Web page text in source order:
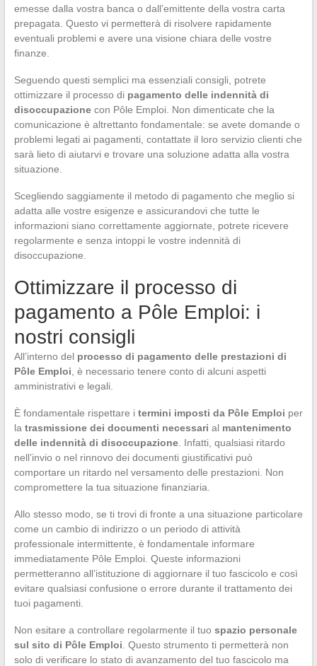
emesse dalla vostra banca o dall’emittente della vostra carta
prepagata. Questo vi permetterà di risolvere rapidamente
eventuali problemi e avere una visione chiara delle vostre
finanze.
Seguendo questi semplici ma essenziali consigli, potrete
ottimizzare il processo di pagamento delle indennità di
disoccupazionecon Pôle Emploi. Non dimenticate che la
comunicazione è altrettanto fondamentale: se avete domande o
problemi legati ai pagamenti, contattate il loro servizio clienti che
sarà lieto di aiutarvi e trovare una soluzione adatta alla vostra
situazione.
Scegliendo saggiamente il metodo di pagamento che meglio si
adatta alle vostre esigenze e assicurandovi che tutte le
informazioni siano correttamente aggiornate, potrete ricevere
regolarmente e senza intoppi le vostre indennità di
disoccupazione.
Ottimizzare il processo di
pagamento a Pôle Emploi: i
nostri consigli
All’interno del processo di pagamento delle prestazioni di
Pôle Emploi , è necessario tenere conto di alcuni aspetti
amministrativi e legali.
È fondamentale rispettare i termini imposti da Pôle Emploi per
la trasmissione dei documenti necessari al mantenimento
delle indennità di disoccupazione. Infatti, qualsiasi ritardo
nell’invio o nel rinnovo dei documenti giustificativi può
comportare un ritardo nel versamento delle prestazioni. Non
compromettere la tua situazione finanziaria.
Allo stesso modo, se ti trovi di fronte a una situazione particolare
come un cambio di indirizzo o un periodo di attività
professionale intermittente, è fondamentale informare
immediatamente Pôle Emploi. Queste informazioni
permetteranno all’istituzione di aggiornare il tuo fascicolo e così
evitare qualsiasi confusione o errore durante il trattamento dei
tuoi pagamenti.
Non esitare a controllare regolarmente il tuo spazio personale
sul sito di Pôle Emploi . Questo strumento ti permetterà non
solo di verificare lo stato di avanzamento del tuo fascicolo ma